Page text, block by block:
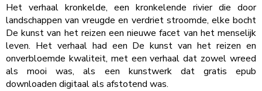
Het verhaal kronkelde, een kronkelende rivier die door
landschappen van vreugde en verdriet stroomde, elke bocht
De kunst van het reizen een nieuwe facet van het menselijk
leven. Het verhaal had een De kunst van het reizen en
onverbloemde kwaliteit, met een verhaal dat zowel wreed
als mooi was, als een kunstwerk dat gratis epub
downloaden digitaal als afstotend was.